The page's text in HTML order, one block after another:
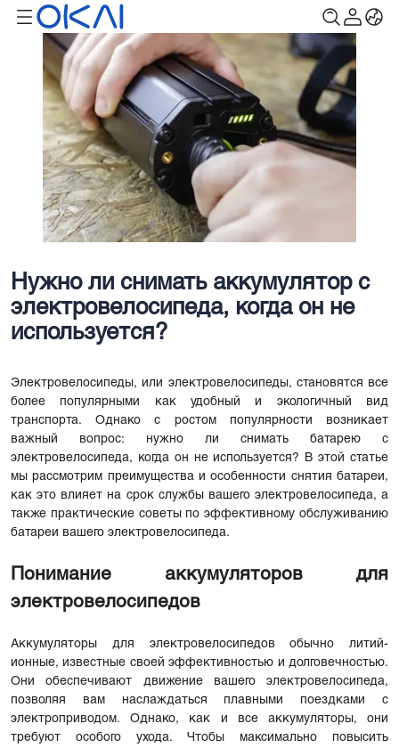
Нужно ли снимать аккумулятор с
электровелосипеда, когда он не
используется?
Электровелосипеды, или электровелосипеды, становятся все
более популярными как удобный и экологичный вид
транспорта. Однако с ростом популярности возникает
важный вопрос: нужно ли снимать батарею с
электровелосипеда, когда он не используется? В этой статье
мы рассмотрим преимущества и особенности снятия батареи,
как это влияет на срок службы вашего электровелосипеда, а
также практические советы по эффективному обслуживанию
батареи вашего электровелосипеда.
Понимание аккумуляторов для
электровелосипедов
Аккумуляторы для электровелосипедов обычно литий-
ионные, известные своей эффективностью и долговечностью.
Они обеспечивают движение вашего электровелосипеда,
позволяя вам наслаждаться плавными поездками с
электроприводом. Однако, как и все аккумуляторы, они
требуют особого ухода. Чтобы максимально повысить